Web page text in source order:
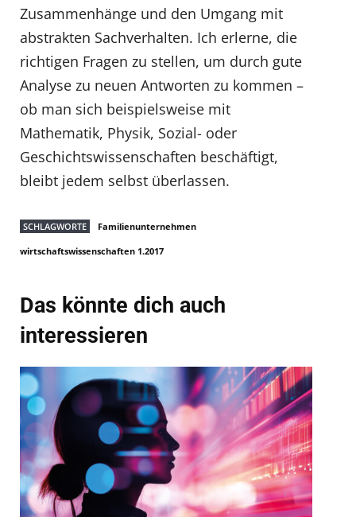
Zusammenhänge und den Umgang mit
abstrakten Sachverhalten. Ich erlerne, die
richtigen Fragen zu stellen, um durch gute
Analyse zu neuen Antworten zu kommen –
ob man sich beispielsweise mit
Mathematik, Physik, Sozial- oder
Geschichtswissenschaften beschäftigt,
bleibt jedem selbst überlassen.
SCHLAGWORTE Familienunternehmen
wirtschaftswissenschaften 1.2017
Das könnte dich auch
interessieren